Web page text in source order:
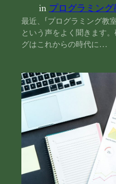
in プログラミン
最近、「プログラミング教
という声をよく聞きます
グはこれからの時代に…